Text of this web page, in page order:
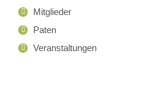
Mitglieder
Paten
Veranstaltungen